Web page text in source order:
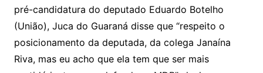
pré-candidatura do deputado Eduardo Botelho
(União), Juca do Guaraná disse que “respeito o
posicionamento da deputada, da colega Janaína
Riva, mas eu acho que ela tem que ser mais